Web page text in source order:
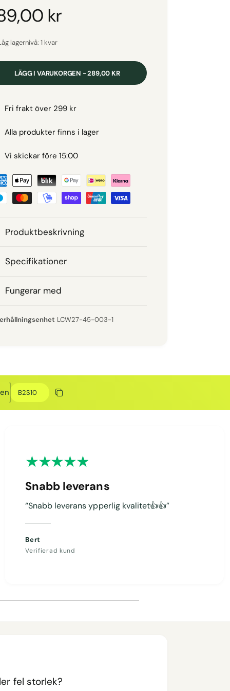
kr
lagernivå: 1 kvar
LÄGG I VARUKORGEN - 289,00 KR
Fri frakt över 299 kr
Alla produkter finns i lager
Vi skickar före 15:00
Produktbeskrivning
Specifikationer
Fungerar med
LCW27-45-003-1
Kopierat
Kopiera rabatt
Snabb leverans
“Snabb leverans ypperlig kvalitet👍👍”
Bert
Verifierad kund
fel storlek?